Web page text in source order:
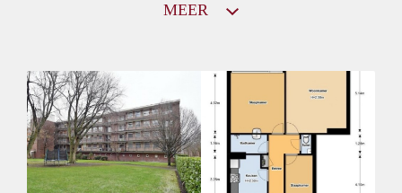
Huurtoeslag
Niet mogelijk
Inkomen eis
3,0 X De bruto Huur
Huurtermijn
Onbepaalde termijn
MEER